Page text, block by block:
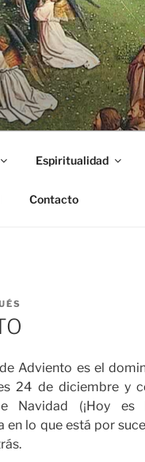
Espiritualidad
Contacto
Adviento es el
24 de diciembre y
(¡Hoy es
en lo que está por